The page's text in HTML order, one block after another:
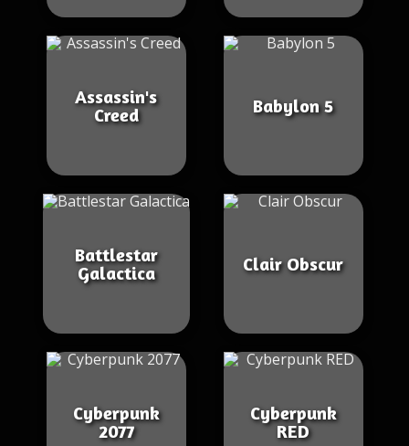
Assassin's
Creed
Babylon 5
Battlestar
Galactica
Clair Obscur
Cyberpunk
2077
Cyberpunk
RED